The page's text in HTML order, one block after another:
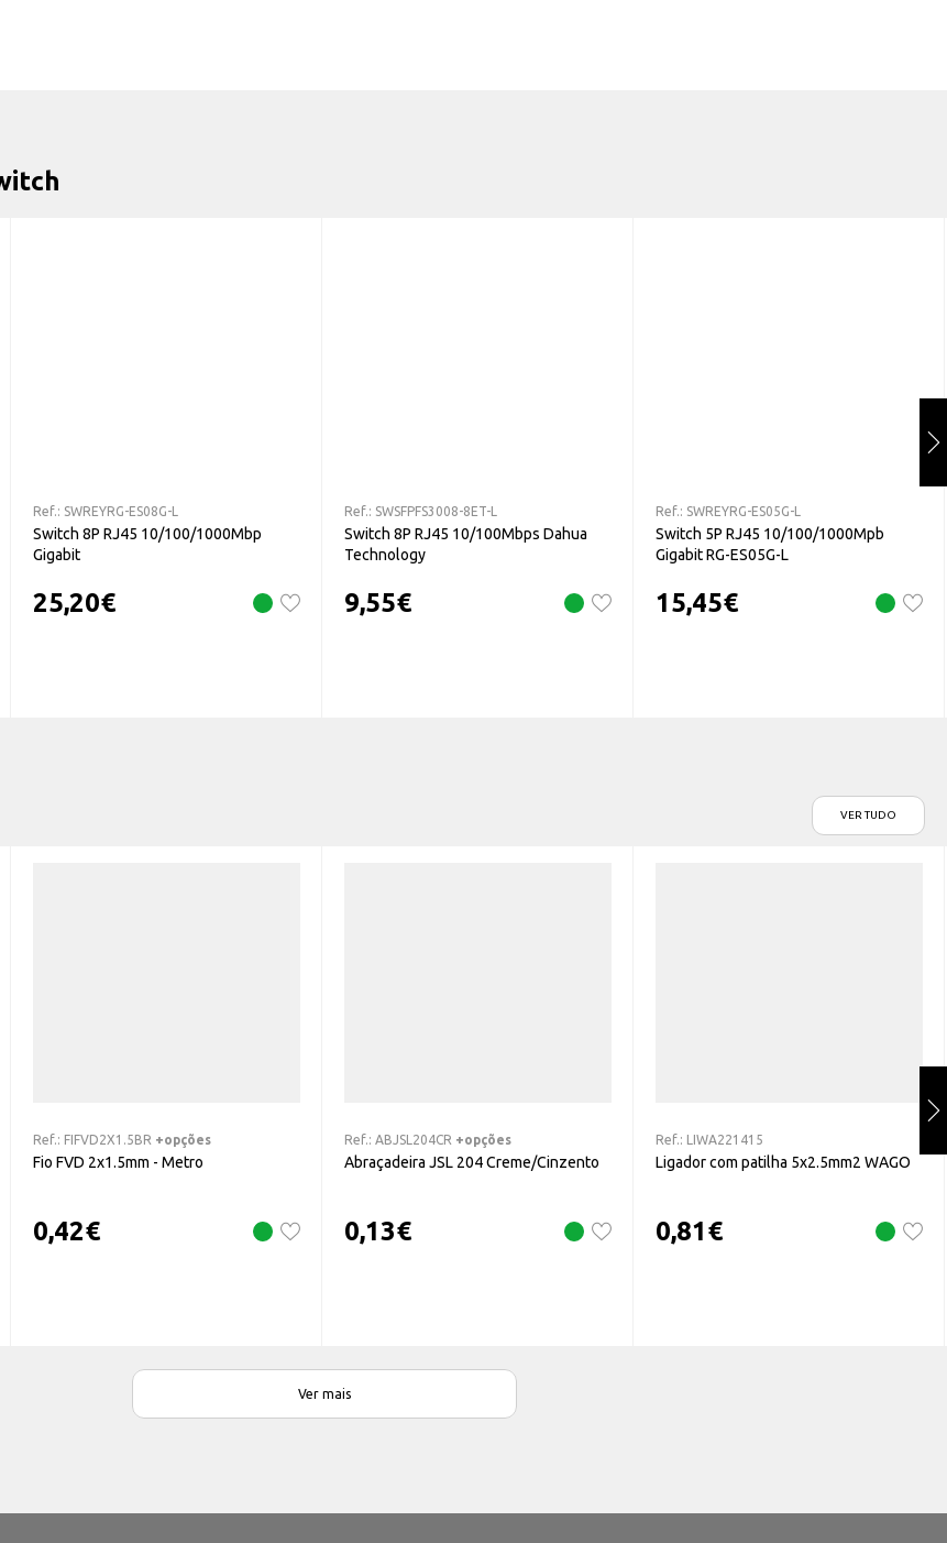
Ref.: SWREYRG-ES08G-L
Switch 8P RJ45 10/100/1000Mbp
Gigabit
25,20€
Ref.: SWSFPFS3008-8ET-L
Switch 8P RJ45 10/100Mbps Dahua
Technology
9,55€
Ref.: SWREYRG-ES05G-L
Switch 5P RJ45 10/100/1000Mpb
Gigabit RG-ES05G-L
15,45€
VER TUDO
Ref.: FIFVD2X1.5BR +opções
Fio FVD 2x1.5mm - Metro
0,42€
Ref.: ABJSL204CR +opções
Abraçadeira JSL 204 Creme/Cinzento
0,13€
Ref.: LIWA221415
Ligador com patilha 5x2.5mm2 WAGO
0,81€
Ver mais